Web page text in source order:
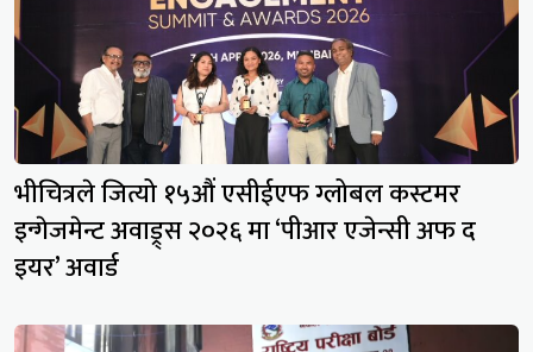
भीचित्रले जित्यो १५औं एसीईएफ ग्लोबल कस्टमर
इन्गेजमेन्ट अवाड्र्स २०२६ मा ‘पीआर एजेन्सी अफ द
इयर’ अवार्ड